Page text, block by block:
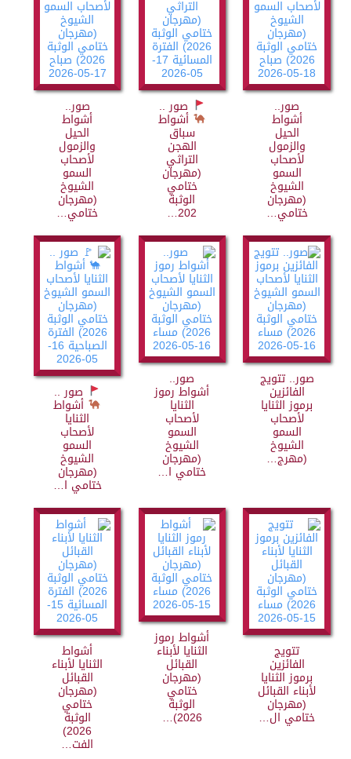
صور..
أشواط
الحيل
والزمول
لأصحاب
السمو
الشيوخ
(مهرجان
ختامي…
صور ..
أشواط
سباق
الهجن
التراثي
(مهرجان
ختامي
الوثبة
202…
صور..
أشواط
الحيل
والزمول
لأصحاب
السمو
الشيوخ
(مهرجان
ختامي…
صور.. تتويج
الفائزين
برموز الثنايا
لأصحاب
السمو
الشيوخ
(مهرج…
صور..
أشواط رموز
الثنايا
لأصحاب
السمو
الشيوخ
(مهرجان
ختامي ا…
صور ..
أشواط
الثنايا
لأصحاب
السمو
الشيوخ
(مهرجان
ختامي ا…
تتويج
الفائزين
برموز الثنايا
لأبناء القبائل
(مهرجان
ختامي ال…
أشواط رموز
الثنايا لأبناء
القبائل
(مهرجان
ختامي
الوثبة
2026)…
أشواط
الثنايا لأبناء
القبائل
(مهرجان
ختامي
الوثبة
2026)
الفت…